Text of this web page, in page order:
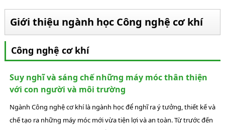
Giới thiệu ngành học Công nghệ cơ khí
Công nghệ cơ khí
Suy nghĩ và sáng chế những máy móc thân thiện
với con người và môi trường
Ngành Công nghệ cơ khí là ngành học để nghĩ ra ý tưởng, thiết kế và
chế tạo ra những máy móc mới vừa tiện lợi và an toàn. Từ trước đến